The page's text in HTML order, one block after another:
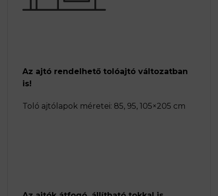
Az ajtó rendelhető tolóajtó változatban
is!
Toló ajtólapok méretei: 85, 95, 105×205 cm